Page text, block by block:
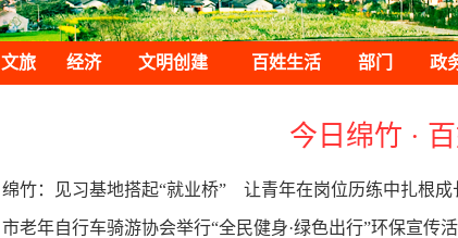
文旅 经济 文明创建 百姓生活 部门 政
今日绵竹 ·
绵竹：见习基地搭起“就业桥” 让青年在岗位历练中扎根成
市老年自行车骑游协会举行“全民健身·绿色出行”环保宣传